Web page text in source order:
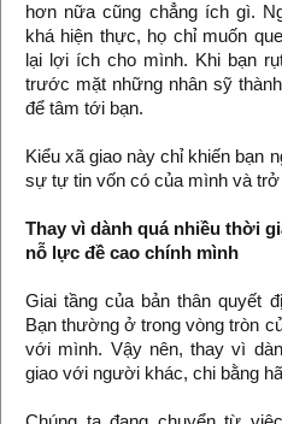
hơn nữa cũng chẳng ích gì.
khá hiện thực, họ chỉ muốn
lại lợi ích cho mình. Khi bạn
trước mặt những nhân sỹ
để tâm tới bạn.
Kiểu xã giao này chỉ khiến bạn
sự tự tin vốn có của mình và trở
Thay vì dành quá nhiều thời
nỗ lực đề cao chính mình
Giai tầng của bản thân quyết
Bạn thường ở trong vòng tròn
với mình. Vậy nên, thay vì
giao với người khác, chi bằng